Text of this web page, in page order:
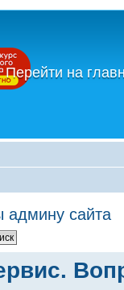
Перейти на
админу сайта